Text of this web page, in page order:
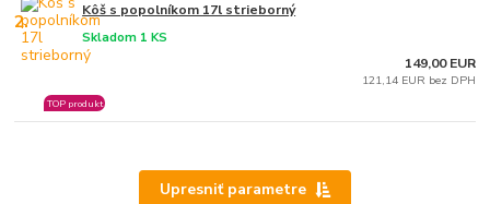
2. Kôš s popolníkom 17l strieborný
Skladom 1 KS
TOP produkt
149,00 EUR
121,14 EUR bez DPH
Upresniť parametre